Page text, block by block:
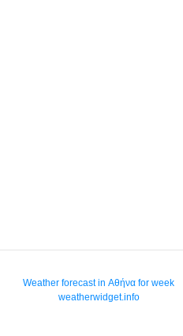
Weather forecast in Αθήνα for week
weatherwidget.info